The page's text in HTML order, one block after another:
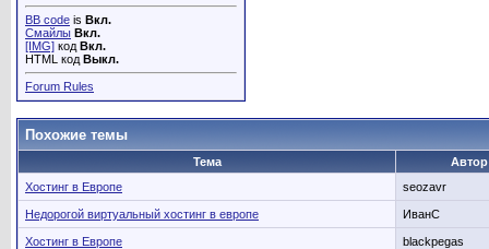
BB code is Вкл.
Смайлы Вкл.
[IMG] код Вкл.
HTML код Выкл.
Forum Rules
Похожие темы
Тема
Автор
Хостинг в Европе
seozavr
Недорогой виртуальный хостинг в европе ИванС
Хостинг в Европе blackpegas